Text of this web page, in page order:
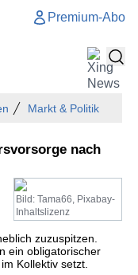
Premium-Abo
Markt & Politik
nach
Bild: Tama66, Pixabay-
Inhaltslizenz
zuzuspitzen.
ein obligatorischer
Kollektiv setzt.